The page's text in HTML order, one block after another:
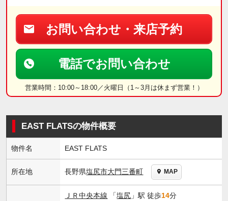
お問い合わせ・来店予約
電話でお問い合わせ
営業時間：10:00～18:00／火曜日（1～3月は休まず営業！）
EAST FLATSの物件概要
物件名 EAST FLATS
所在地 長野県塩尻市大門三番町 MAP
ＪＲ中央本線 「塩尻 」駅 徒歩14分